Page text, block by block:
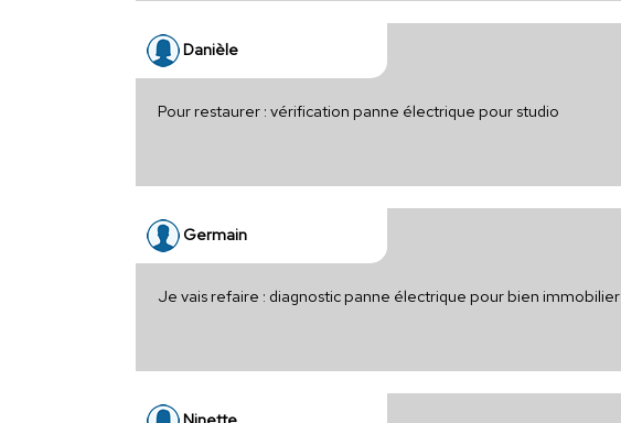
Danièle
Pour restaurer : vérification panne électrique pour studio
Germain
Je vais refaire : diagnostic panne électrique pour bien immobilier
Ninette